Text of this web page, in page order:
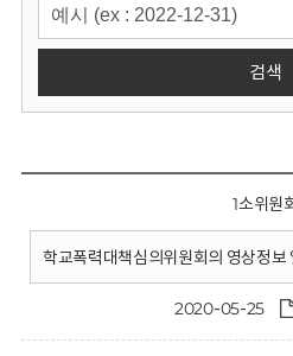
검색
1소위원
학교폭력대책심의위원회의 영상정보
2020-05-25